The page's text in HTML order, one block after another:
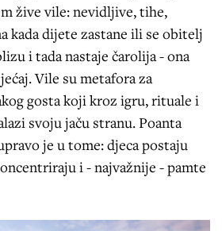
žive vile: nevidljive, tihe,
kada dijete zastane ili se obitelj
i tada nastaje čarolija - ona
Vile su metafora za
gosta koji kroz igru, rituale i
svoju jaču stranu. Poanta
je u tome: djeca postaju
i - najvažnije - pamte